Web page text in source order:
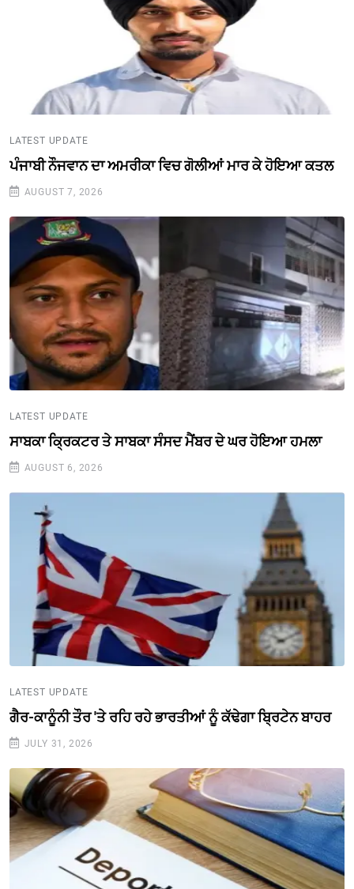
LATEST UPDATE
ਪੰਜਾਬੀ ਨੌਜਵਾਨ ਦਾ ਅਮਰੀਕਾ ਵਿਚ ਗੋਲੀਆਂ ਮਾਰ ਕੇ ਹੋਇਆ ਕਤਲ
AUGUST 7, 2026
LATEST UPDATE
ਸਾਬਕਾ ਕ੍ਰਿਕਟਰ ਤੇ ਸਾਬਕਾ ਸੰਸਦ ਮੈਂਬਰ ਦੇ ਘਰ ਹੋਇਆ ਹਮਲਾ
AUGUST 6, 2026
LATEST UPDATE
ਗੈਰ-ਕਾਨੂੰਨੀ ਤੌਰ 'ਤੇ ਰਹਿ ਰਹੇ ਭਾਰਤੀਆਂ ਨੂੰ ਕੱਢੇਗਾ ਬ੍ਰਿਟੇਨ ਬਾਹਰ
JULY 31, 2026